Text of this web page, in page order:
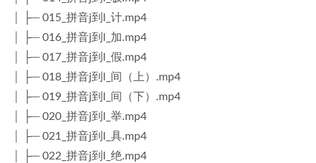
│ ├─ 015_拼音j到l_计.mp4
│ ├─ 016_拼音j到l_加.mp4
│ ├─ 017_拼音j到l_假.mp4
│ ├─ 018_拼音j到l_间（上）.mp4
│ ├─ 019_拼音j到l_间（下）.mp4
│ ├─ 020_拼音j到l_举.mp4
│ ├─ 021_拼音j到l_具.mp4
│ ├─ 022_拼音j到l_绝.mp4